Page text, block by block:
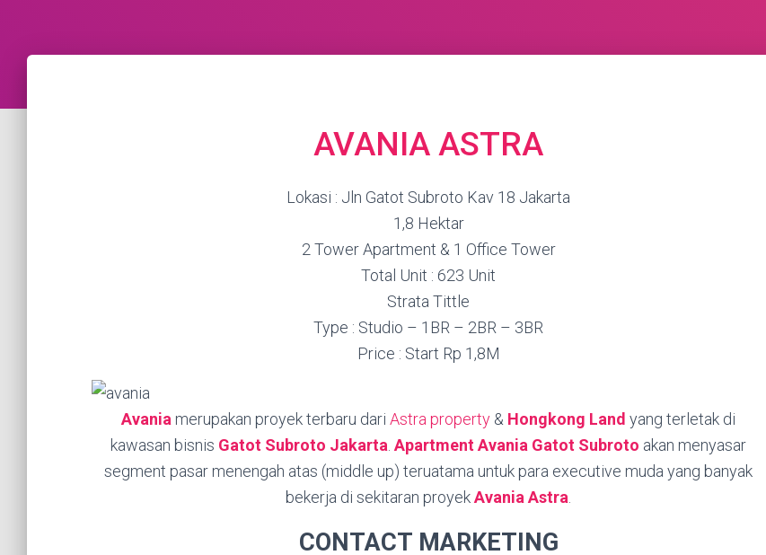
AVANIA ASTRA
Lokasi : Jln Gatot Subroto Kav 18 Jakarta
1,8 Hektar
2 Tower Apartment & 1 Office Tower
Total Unit : 623 Unit
Strata Tittle
Type : Studio – 1BR – 2BR – 3BR
Price : Start Rp 1,8M
Avania merupakan proyek terbaru dari Astra property & Hongkong Land yang terletak di
kawasan bisnis Gatot Subroto Jakarta Apartment Avania Gatot Subroto akan menyasar
segment pasar menengah atas (middle up) teruatama untuk para executive muda yang banyak
bekerja di sekitaran proyekAvania Astra
CONTACT MARKETING